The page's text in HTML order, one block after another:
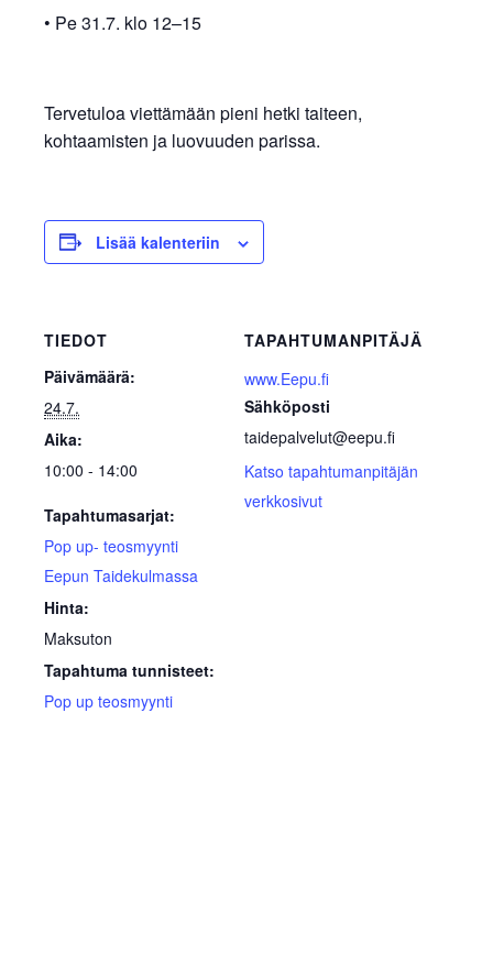
• Pe 31.7. klo 12–15
Tervetuloa viettämään pieni hetki taiteen,
kohtaamisten ja luovuuden parissa.
Lisää kalenteriin
TIEDOT
Päivämäärä:
24.7.
Aika:
10:00 - 14:00
Tapahtumasarjat:
Pop up- teosmyynti
Eepun Taidekulmassa
Hinta:
Maksuton
Tapahtuma tunnisteet:
Pop up teosmyynti
TAPAHTUMANPITÄJÄ
www.Eepu.fi
Sähköposti
taidepalvelut@eepu.fi
Katso tapahtumanpitäjän
verkkosivut